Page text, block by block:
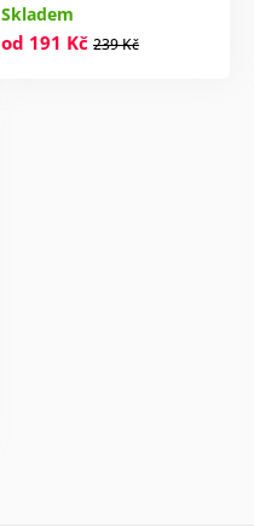
Skladem
od 191 Kč 239 Kč